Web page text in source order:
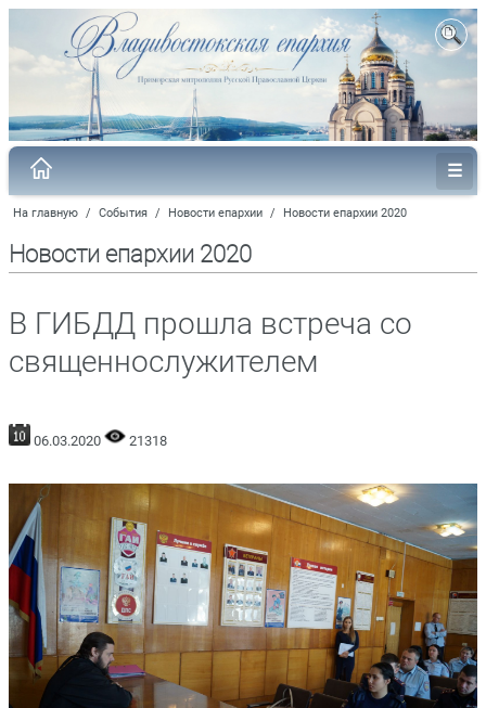
На главную / События / Новости епархии / Новости епархии 2020
Новости епархии 2020
В ГИБДД прошла встреча со
священнослужителем
06.03.2020 21318